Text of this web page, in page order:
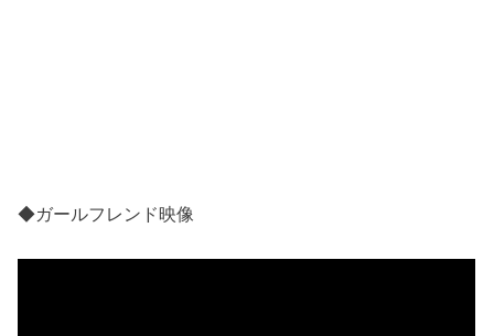
◆ガールフレンド映像